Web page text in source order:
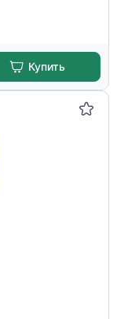
Купить